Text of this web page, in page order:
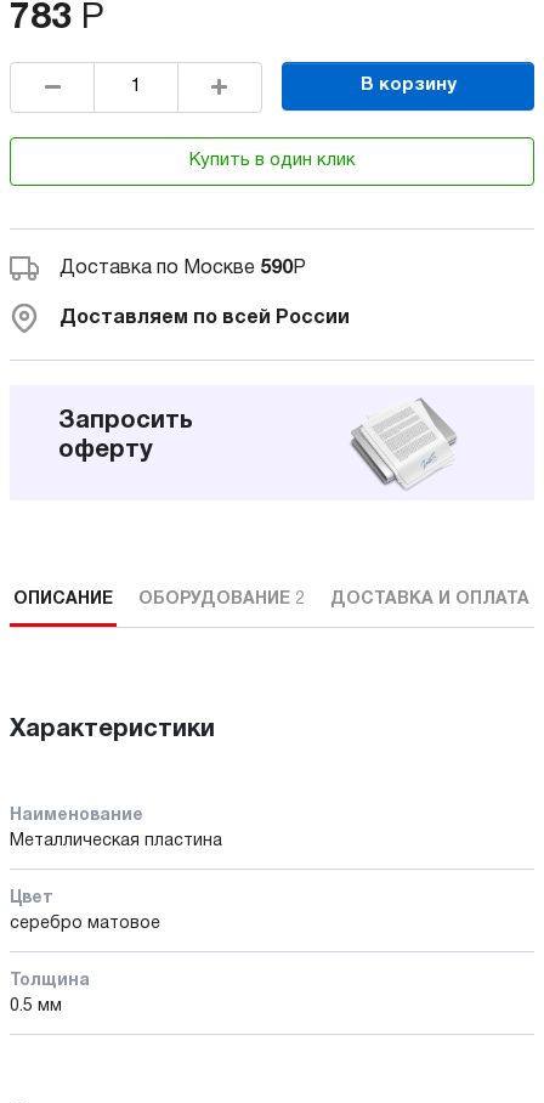
783 Р
В корзину
Купить в один клик
Доставка по Москве 590Р
Доставляем по всей России
Запросить
оферту
ОПИСАНИЕ ОБОРУДОВАНИЕ 2 ДОСТАВКА И ОПЛАТА
Характеристики
Наименование
Металлическая пластина
Цвет
серебро матовое
Толщина
0.5 мм